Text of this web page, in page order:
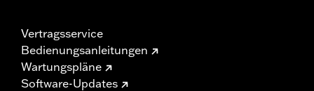
Vertragsservice
Bedienungsanleitungen
Wartungspläne
Software-Updates